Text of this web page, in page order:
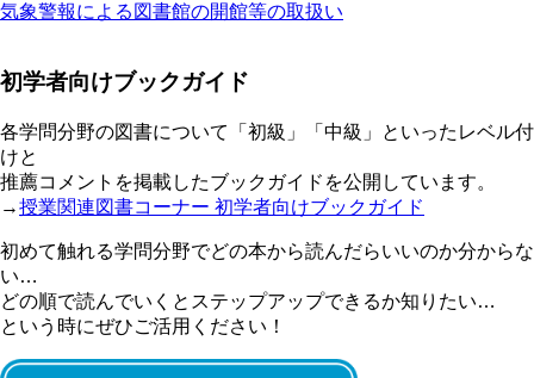
気象警報による図書館の開館等の取扱い
初学者向けブックガイド
各学問分野の図書について「初級」「中級」といったレベル付
けと
推薦コメントを掲載したブックガイドを公開しています。
→授業関連図書コーナー 初学者向けブックガイド
初めて触れる学問分野でどの本から読んだらいいのか分からな
い…
どの順で読んでいくとステップアップできるか知りたい…
という時にぜひご活用ください！